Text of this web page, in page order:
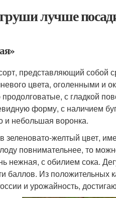
лучше
представляющий собой
цвета, оголенными и
продолговатые, с гладкой
форму, с наличием
и небольшая воронка.
желтый цвет,
повнимательнее, то
нежная, с обилием сока.
баллов. Из положительных
и урожайность,